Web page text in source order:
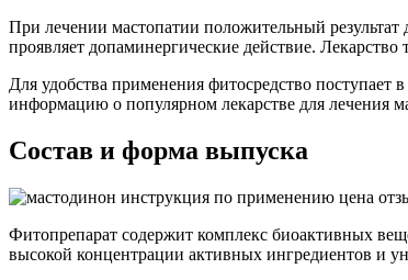
При лечении мастопатии положительный результат
проявляет допаминергические действие.
Для удобства применения фитосредство
информацию о популярном лекарстве для лечения
Состав и форма выпуска
Фитопрепарат содержит комплекс биоактивных
высокой концентрации активных ингредиентов и